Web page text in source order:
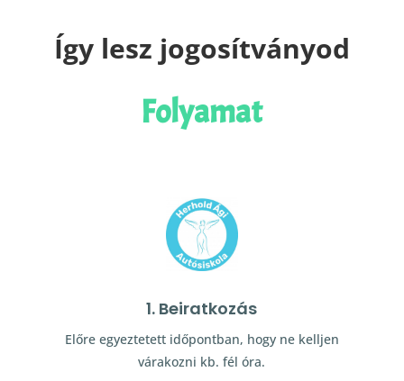
Így lesz jogosítványod
Folyamat
1. Beiratkozás
Előre egyeztetett időpontban, hogy ne kelljen
várakozni kb. fél óra.